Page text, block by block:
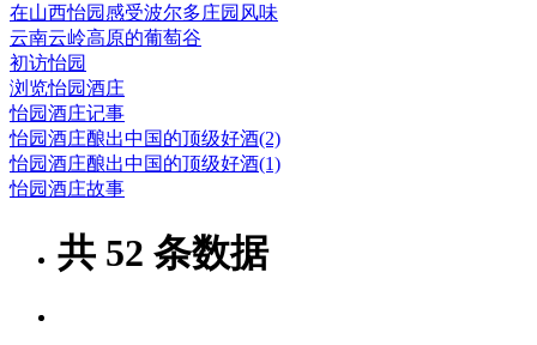
在山西怡园感受波尔多庄园风味
云南云岭高原的葡萄谷
初访怡园
浏览怡园酒庄
怡园酒庄记事
怡园酒庄酿出中国的顶级好酒(2)
怡园酒庄酿出中国的顶级好酒(1)
怡园酒庄故事
共 52 条数据